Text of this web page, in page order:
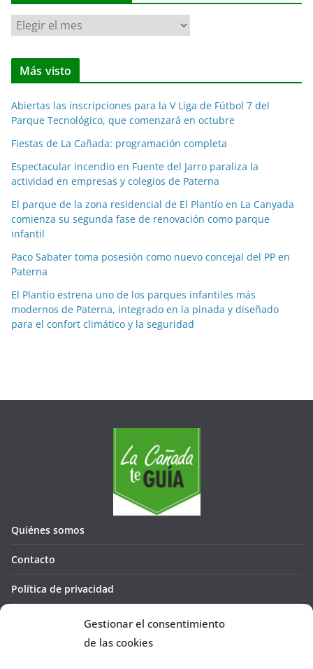
Gestionar el consentimiento
de las cookies
N
o
t
i
a
s
p
o
m
e
e
Más visto
Abiertas las inscripciones para la V Liga de Fútbol 7 del
Parque Tecnológico, que comenzará en octubre
Fiestas de La Cañada: programación completa
Espectacular incendio en Fuente del Jarro paraliza la
actividad en empresas y colegios de Paterna
El parque de la zona residencial de El Plantío en La Canyada
comienza su segunda fase de renovación como parque
infantil
Paco Sabater toma posesión como nuevo concejal del PP en
Paterna
El Plantío estrena uno de los parques infantiles más
modernos de Paterna, integrado en la pinada y diseñado
para el confort climático y la seguridad
Quiénes somos
Contacto
Política de privacidad
Política de cookies (UE)